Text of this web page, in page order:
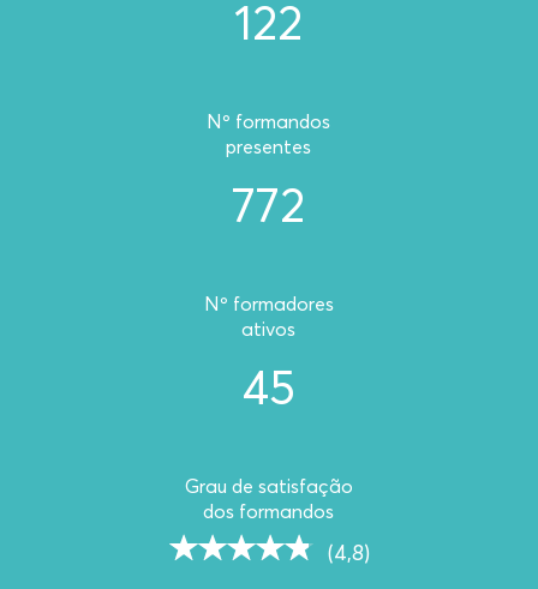
122
Nº formandos
presentes
772
Nº formadores
ativos
45
Grau de satisfação
dos formandos
(4,8)